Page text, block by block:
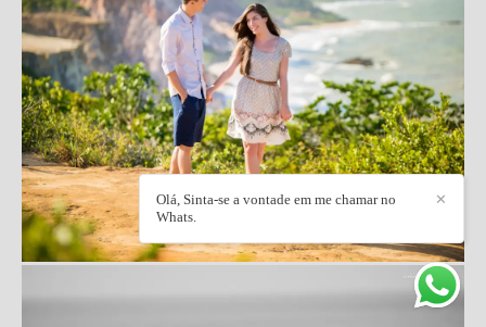
✕
Olá, Sinta-se a vontade em me chamar no
Whats.